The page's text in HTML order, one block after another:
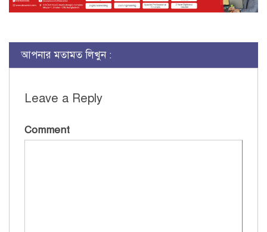
আপনার মতামত লিখুন :
Leave a Reply
Comment